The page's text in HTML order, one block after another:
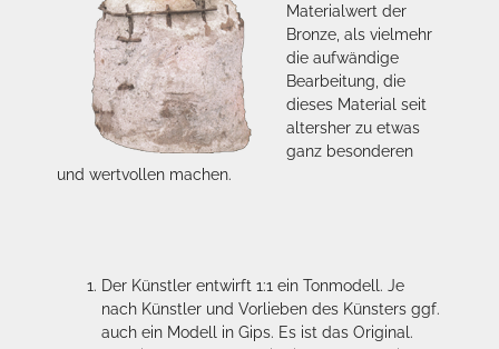
Materialwert der
Bronze, als vielmehr
die aufwändige
Bearbeitung, die
dieses Material seit
altersher zu etwas
ganz besonderen
und wertvollen machen.
Der Künstler entwirft 1:1 ein Tonmodell. Je
nach Künstler und Vorlieben des Künsters ggf.
auch ein Modell in Gips. Es ist das Original.